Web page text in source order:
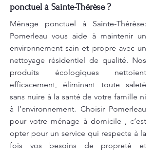
ponctuel à Sainte-Thérèse ?
Ménage ponctuel à Sainte-Thérèse:
Pomerleau vous aide à maintenir un
environnement sain et propre avec un
nettoyage résidentiel de qualité. Nos
produits écologiques nettoient
efficacement, éliminant toute saleté
sans nuire à la santé de votre famille ni
à l’environnement. Choisir Pomerleau
pour votre ménage à domicile , c’est
opter pour un service qui respecte à la
fois vos besoins de propreté et